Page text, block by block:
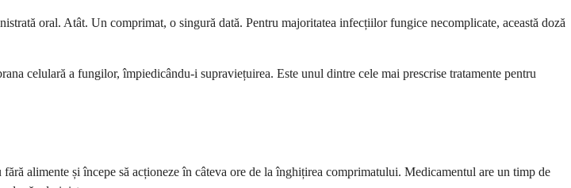
oral. Atât. Un comprimat, o singură dată. Pentru majoritatea infecțiilor fungice necomplicate, această doză
celulară a fungilor, împiedicându-i supraviețuirea. Este unul dintre cele mai prescrise tratamente pentru
alimente și începe să acționeze în câteva ore de la înghițirea comprimatului. Medicamentul are un timp de